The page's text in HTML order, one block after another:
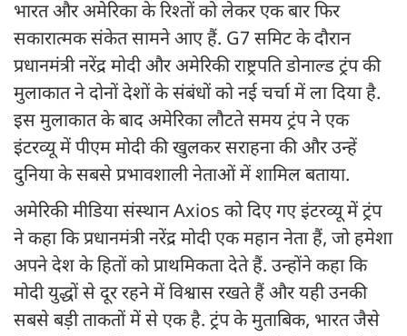
भारत और अमेरिका के रिश्तों को लेकर एक बार फिर
सकारात्मक संकेत सामने आए हैं. G7 समिट के दौरान
प्रधानमंत्री नरेंद्र मोदी और अमेरिकी राष्ट्रपति डोनाल्ड ट्रंप की
मुलाकात ने दोनों देशों के संबंधों को नई चर्चा में ला दिया है.
इस मुलाकात के बाद अमेरिका लौटते समय ट्रंप ने एक
इंटरव्यू में पीएम मोदी की खुलकर सराहना की और उन्हें
दुनिया के सबसे प्रभावशाली नेताओं में शामिल बताया.
अमेरिकी मीडिया संस्थान Axios को दिए गए इंटरव्यू में ट्रंप
ने कहा कि प्रधानमंत्री नरेंद्र मोदी एक महान नेता हैं, जो हमेशा
अपने देश के हितों को प्राथमिकता देते हैं. उन्होंने कहा कि
मोदी युद्धों से दूर रहने में विश्वास रखते हैं और यही उनकी
सबसे बड़ी ताकतों में से एक है. ट्रंप के मुताबिक, भारत जैसे